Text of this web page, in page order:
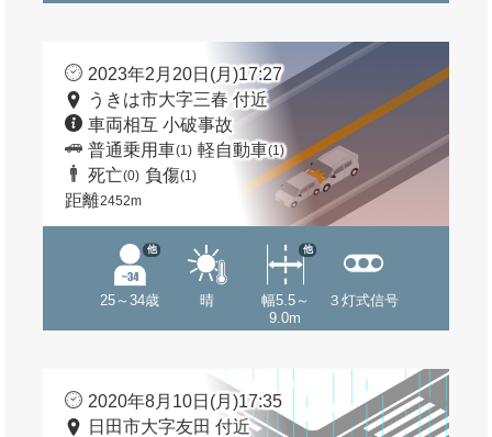
2023年2月20日(月)17:27
うきは市大字三春 付近
車両相互 小破事故
普通乗用車(1) 軽自動車(1)
死亡(0) 負傷(1)
距離2452m
25～34歳
他
晴
幅5.5～
9.0m
他
３灯式信号
2020年8月10日(月)17:35
日田市大字友田 付近